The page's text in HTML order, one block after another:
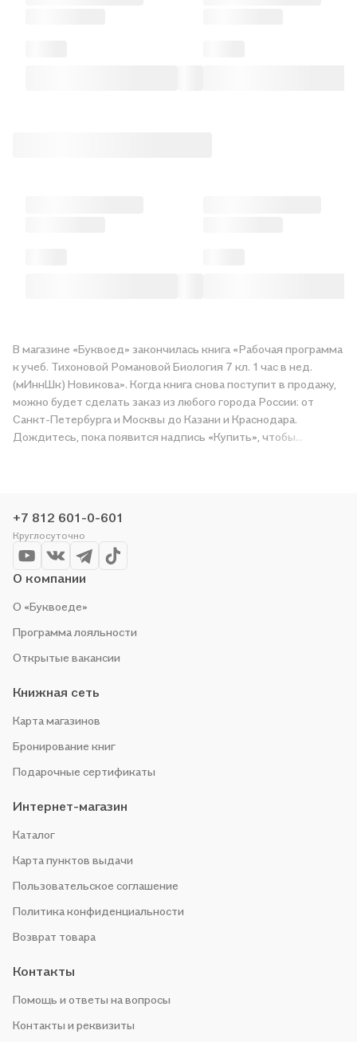
В магазине «Буквоед» закончилась книга «Рабочая программа
к учеб. Тихоновой Романовой Биология 7 кл. 1 час в нед.
(мИннШк) Новикова». Когда книга снова поступит в продажу,
можно будет сделать заказ из любого города России: от
Санкт-Петербурга и Москвы до Казани и Краснодара.
Дождитесь, пока появится надпись «Купить», чтобы
историю по приятной цене. Например, организуем конкурсы и
проводим акции. Оставайтесь с нами, чтобы не упустить
выгоду!
+7 812 601-0-601
Круглосуточно
О компании
О «Буквоеде»
Программа лояльности
Открытые вакансии
Книжная сеть
Карта магазинов
Бронирование книг
Подарочные сертификаты
Интернет-магазин
Каталог
Карта пунктов выдачи
Пользовательское соглашение
Политика конфиденциальности
Возврат товара
Контакты
Помощь и ответы на вопросы
Контакты и реквизиты